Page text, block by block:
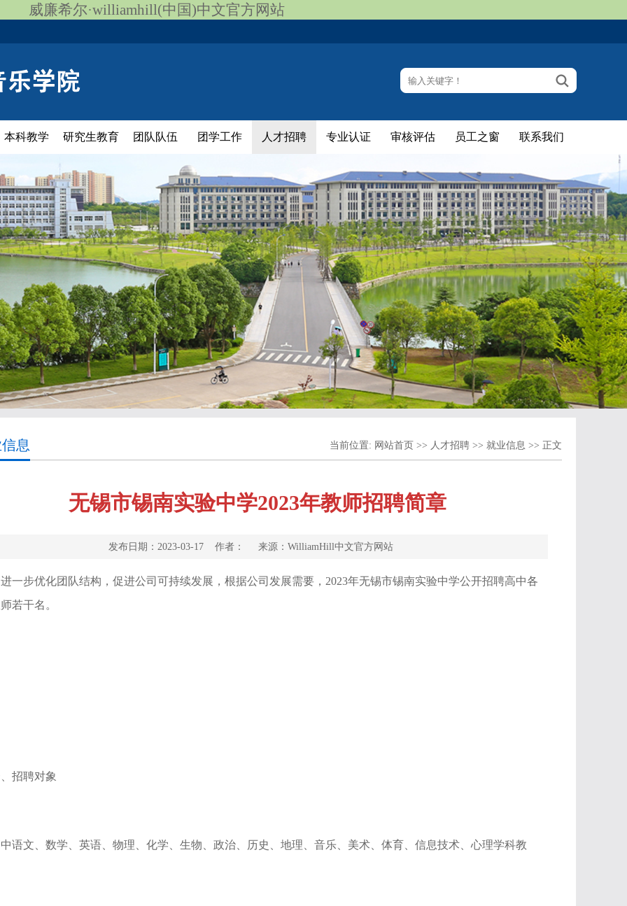
威廉希尔·williamhill(中国)中文官方网站
本科教学 研究生教育 团队队伍 团学工作 人才招聘 专业认证 审核评估 员工之窗 联系我们
息 当前位置: 网站首页 >> 人才招聘 >> 就业信息 >> 正文
无锡市锡南实验中学2023年教师招聘简章
发布日期：2023-03-17 作者： 来源：WilliamHill中文官方网站
一步优化团队结构，促进公司可持续发展，根据公司发展需要，2023年无锡市锡南实验中学公开招聘高中各
若干名。
招聘对象
语文、数学、英语、物理、化学、生物、政治、历史、地理、音乐、美术、体育、信息技术、心理学科教